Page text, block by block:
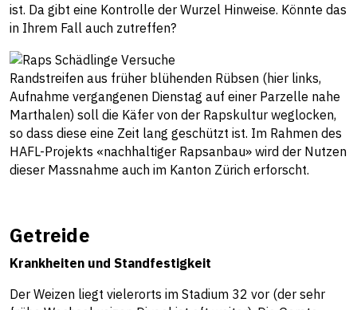
ist. Da gibt eine Kontrolle der Wurzel Hinweise. Könnte das
in Ihrem Fall auch zutreffen?
Randstreifen aus früher blühenden Rübsen (hier links,
Aufnahme vergangenen Dienstag auf einer Parzelle nahe
Marthalen) soll die Käfer von der Rapskultur weglocken,
so dass diese eine Zeit lang geschützt ist. Im Rahmen des
HAFL-Projekts «nachhaltiger Rapsanbau» wird der Nutzen
dieser Massnahme auch im Kanton Zürich erforscht.
Getreide
Krankheiten und Standfestigkeit
Der Weizen liegt vielerorts im Stadium 32 vor (der sehr